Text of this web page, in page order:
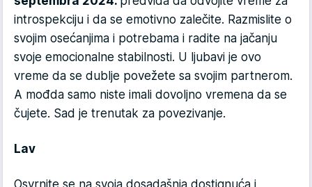
introspekciju i da se emotivno zalečite. Razmislite o
svojim osećanjima i potrebama i radite na jačanju
svoje emocionalne stabilnosti. U ljubavi je ovo
vreme da se dublje povežete sa svojim partnerom.
A mođda samo niste imali dovoljno vremena da se
čujete. Sad je trenutak za povezivanje.
Lav
Osvrnite se na svoja dosadašnja dostignuća i